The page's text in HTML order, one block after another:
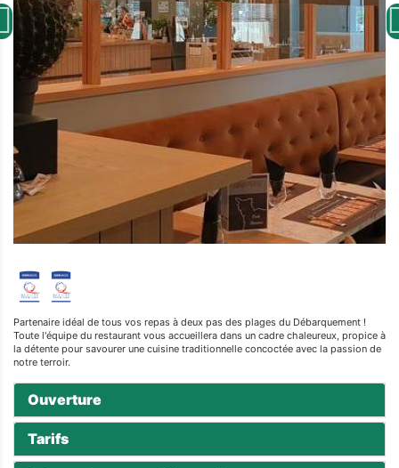
Partenaire idéal de tous vos repas à deux pas des plages du Débarquement !
Toute l'équipe du restaurant vous accueillera dans un cadre chaleureux, propice à
la détente pour savourer une cuisine traditionnelle concoctée avec la passion de
notre terroir.
Ouverture
Tarifs